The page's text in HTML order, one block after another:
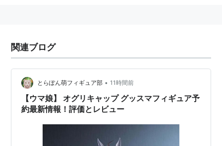
孝一氏を口説き落とし中央に転厩させると、圧倒的な強
さで重賞6連勝し注目を浴びた。当歳時のクラシック登
録が無く三冠競走には出走出来なかったものの、後の皐
月賞馬ヤエノムテキや古馬ランドヒリュウを問題にせず
退け、戦わずして同世代最強を示した。その年締めくく
りの有馬記念で強豪タマモクロスを退けグランプリホー
スの勲章を手に入れた。翌シーズンは毎日王冠でのイナ
リワンとの壮絶なたたき合い、ジャパンカップでホーリ
関連ブログ
とらぽん萌フィギュア部 • 11時間前
【ウマ娘】 オグリキャップ グッスマフィギュア予
約最新情報！評価とレビュー